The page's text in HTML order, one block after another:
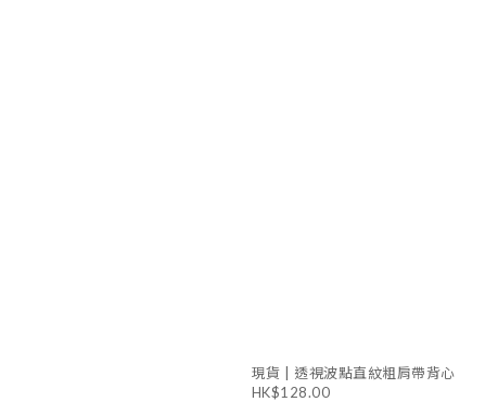
現貨 | 透視波點直紋粗肩帶背心
HK$128.00